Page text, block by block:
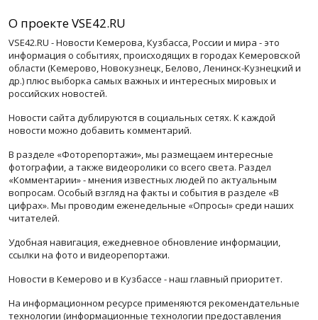
О проекте VSE42.RU
VSE42.RU - Новости Кемерова, Кузбасса, России и мира - это
информация о событиях, происходящих в городах Кемеровской
области (Кемерово, Новокузнецк, Белово, Ленинск-Кузнецкий и
др.) плюс выборка самых важных и интересных мировых и
российских новостей.
Новости сайта дублируются в социальных сетях. К каждой
новости можно добавить комментарий.
В разделе «Фоторепортажи», мы размещаем интересные
фотографии, а также видеоролики со всего света. Раздел
«Комментарии» - мнения известных людей по актуальным
вопросам. Особый взгляд на факты и события в разделе «В
цифрах». Мы проводим еженедельные «Опросы» среди наших
читателей.
Удобная навигация, ежедневное обновление информации,
ссылки на фото и видеорепортажи.
Новости в Кемерово и в Кузбассе - наш главный приоритет.
На информационном ресурсе применяются рекомендательные
технологии (информационные технологии предоставления